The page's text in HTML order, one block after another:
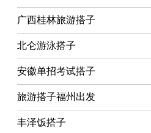
广西桂林旅游搭子
北仑游泳搭子
安徽单招考试搭子
旅游搭子福州出发
丰泽饭搭子